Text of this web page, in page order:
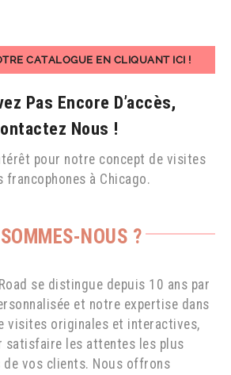
CATALOGUE EN CLIQUANT ICI !
Pas Encore D’accès,
Nous !
pour notre concept de visites
francophones à Chicago.
NOUS ?
se distingue depuis 10 ans par
et notre expertise dans
visites originales et interactives,
satisfaire les attentes les plus
de vos clients. Nous offrons